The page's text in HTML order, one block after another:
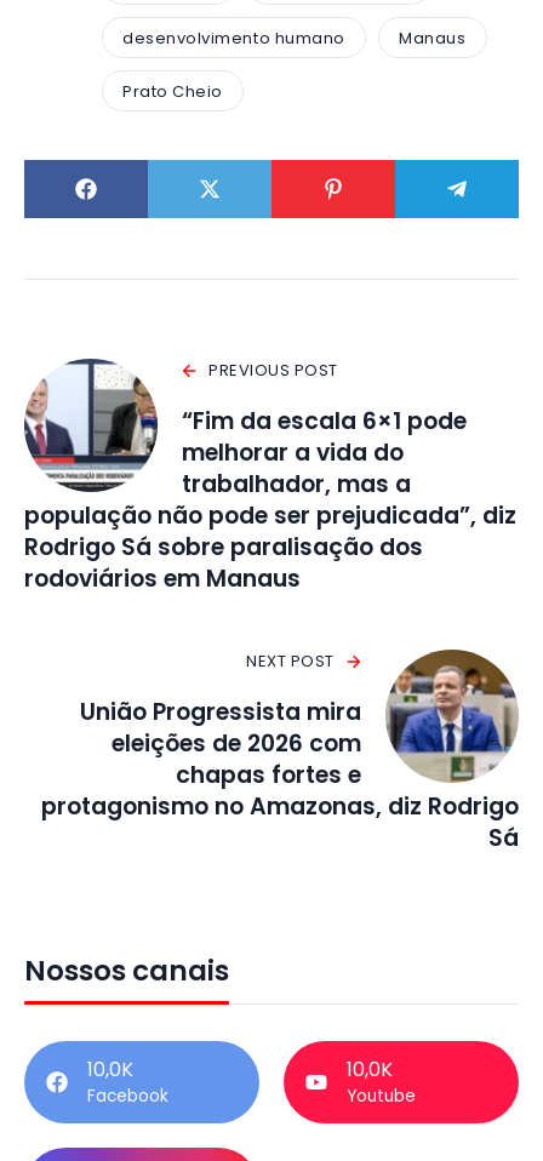
desenvolvimento humano Manaus
Prato Cheio
PREVIOUS POST
“Fim da escala 6×1 pode
melhorar a vida do
trabalhador, mas a
população não pode ser prejudicada”, diz
Rodrigo Sá sobre paralisação dos
rodoviários em Manaus
NEXT POST
União Progressista mira
eleições de 2026 com
chapas fortes e
protagonismo no Amazonas, diz Rodrigo
Sá
Nossos canais
10,0K
Facebook
10,0K
Youtube